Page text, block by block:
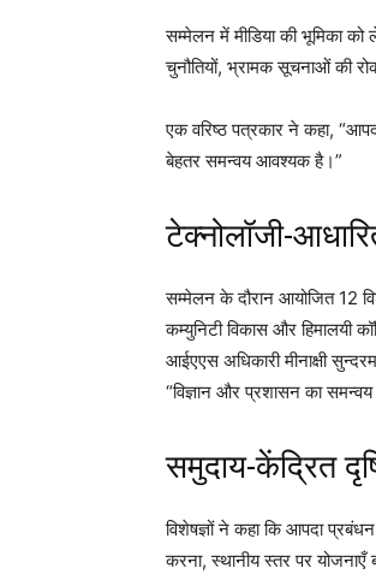
सम्मेलन में मीडिया की भूमिका
चुनौतियों, भ्रामक सूचनाओं की
एक वरिष्ठ पत्रकार ने कहा,
बेहतर समन्वय आवश्यक है।”
टेक्नोलॉजी-
सम्मेलन के दौरान आयोजित 12
कम्युनिटी विकास और हिमालयी
आईएएस अधिकारी मीनाक्षी
“विज्ञान और प्रशासन का
समुदाय-केंद्रित
विशेषज्ञों ने कहा कि आपदा
करना, स्थानीय स्तर पर